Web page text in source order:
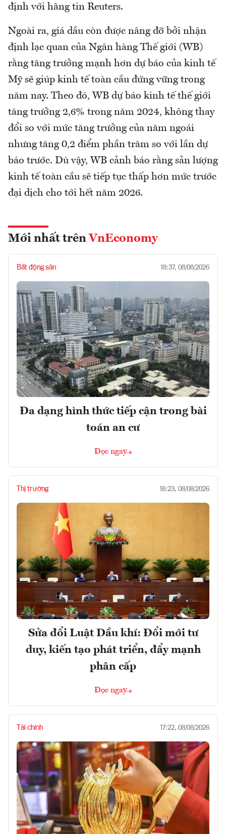
định với hãng tin Reuters.
Ngoài ra, giá dầu còn được nâng đỡ bởi nhận
định lạc quan của Ngân hàng Thế giới (WB)
rằng tăng trưởng mạnh hơn dự báo của kinh tế
Mỹ sẽ giúp kinh tế toàn cầu đứng vững trong
năm nay. Theo đó, WB dự báo kinh tế thế giới
tăng trưởng 2,6% trong năm 2024, không thay
đổi so với mức tăng trưởng của năm ngoái
nhưng tăng 0,2 điểm phần trăm so với lần dự
báo trước. Dù vậy, WB cảnh báo rằng sản lượng
kinh tế toàn cầu sẽ tiếp tục thấp hơn mức trước
đại dịch cho tới hết năm 2026.
Mới nhất trên VnEconomy
Bất động sản 18:37, 08/08/2026
Đa dạng hình thức tiếp cận trong bài
toán an cư
Đọc ngay
Thị trường 18:23, 08/08/2026
Sửa đổi Luật Dầu khí: Đổi mới tư
duy, kiến tạo phát triển, đẩy mạnh
phân cấp
Đọc ngay
Tài chính 17:22, 08/08/2026